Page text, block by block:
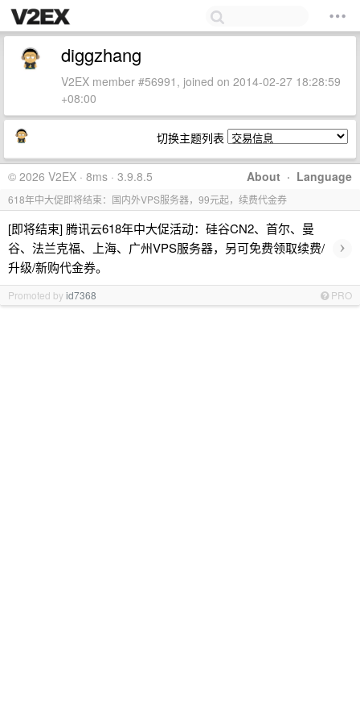
diggzhang
V2EX member #56991, joined on 2014-02-27 18:28:59
+08:00
切换主题列表
About · Language
© 2026 V2EX · 8ms · 3.9.8.5
618年中大促即将结束：国内外VPS服务器，99元起，续费代金券
[即将结束] 腾讯云618年中大促活动：硅谷CN2、首尔、曼
谷、法兰克福、上海、广州VPS服务器，另可免费领取续费/
升级/新购代金券。
›
Promoted byid7368 PRO